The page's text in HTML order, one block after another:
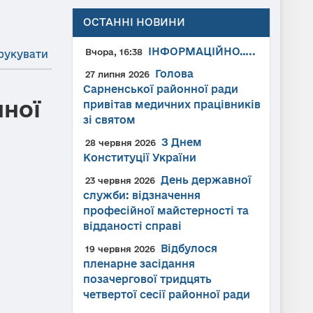
ОСТАННІ НОВИНИ
Вчора, 16:38 ІНФОРМАЦІЙНО…..
27 липня 2026
Голова
Сарненської районної ради
привітав медичних працівників
зі святом
28 червня 2026
З Днем
Конституції України
23 червня 2026
День державної
служби: відзначення
професійної майстерності та
відданості справі
19 червня 2026
Відбулося
пленарне засідання
позачергової тридцять
четвертої сесії районної ради